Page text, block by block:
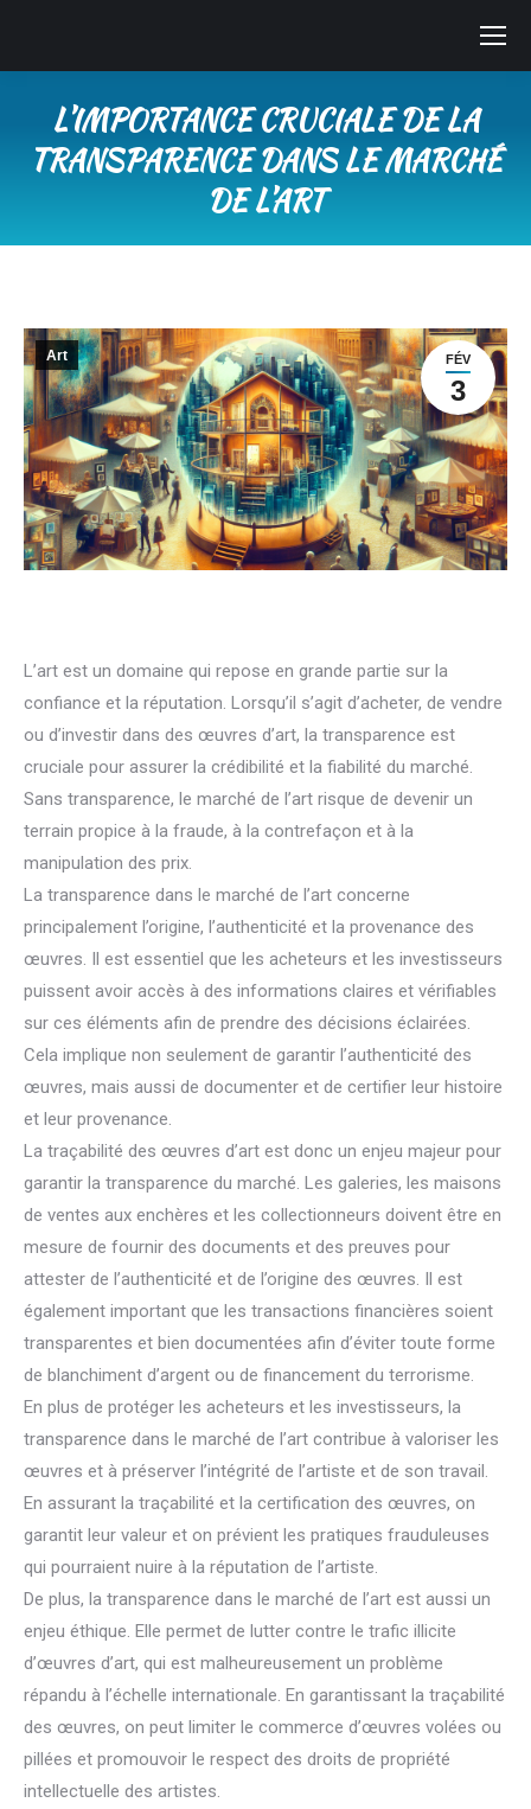
L’IMPORTANCE CRUCIALE DE LA
TRANSPARENCE DANS LE MARCHÉ
DE L’ART
FÉV
3
Art
L’art est un domaine qui repose en grande partie sur la
confiance et la réputation. Lorsqu’il s’agit d’acheter, de vendre
ou d’investir dans des œuvres d’art, la transparence est
cruciale pour assurer la crédibilité et la fiabilité du marché.
Sans transparence, le marché de l’art risque de devenir un
terrain propice à la fraude, à la contrefaçon et à la
manipulation des prix.
La transparence dans le marché de l’art concerne
principalement l’origine, l’authenticité et la provenance des
œuvres. Il est essentiel que les acheteurs et les investisseurs
puissent avoir accès à des informations claires et vérifiables
sur ces éléments afin de prendre des décisions éclairées.
Cela implique non seulement de garantir l’authenticité des
œuvres, mais aussi de documenter et de certifier leur histoire
et leur provenance.
La traçabilité des œuvres d’art est donc un enjeu majeur pour
garantir la transparence du marché. Les galeries, les maisons
de ventes aux enchères et les collectionneurs doivent être en
mesure de fournir des documents et des preuves pour
attester de l’authenticité et de l’origine des œuvres. Il est
également important que les transactions financières soient
transparentes et bien documentées afin d’éviter toute forme
de blanchiment d’argent ou de financement du terrorisme.
En plus de protéger les acheteurs et les investisseurs, la
transparence dans le marché de l’art contribue à valoriser les
œuvres et à préserver l’intégrité de l’artiste et de son travail.
En assurant la traçabilité et la certification des œuvres, on
garantit leur valeur et on prévient les pratiques frauduleuses
qui pourraient nuire à la réputation de l’artiste.
De plus, la transparence dans le marché de l’art est aussi un
enjeu éthique. Elle permet de lutter contre le trafic illicite
d’œuvres d’art, qui est malheureusement un problème
répandu à l’échelle internationale. En garantissant la traçabilité
des œuvres, on peut limiter le commerce d’œuvres volées ou
pillées et promouvoir le respect des droits de propriété
intellectuelle des artistes.